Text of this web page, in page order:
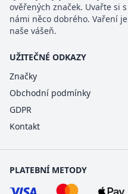
ověřených značek. Uvařte si s
námi něco dobrého. Vaření je
naše vášeň.
UŽITEČNÉ ODKAZY
Značky
Obchodní podmínky
GDPR
Kontakt
PLATEBNÍ METODY